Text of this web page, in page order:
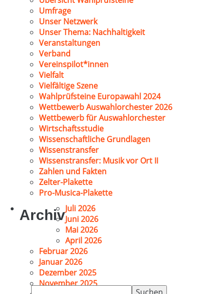
Umfrage
Unser Netzwerk
Unser Thema: Nachhaltigkeit
Veranstaltungen
Verband
Vereinspilot*innen
Vielfalt
Vielfältige Szene
Wahlprüfsteine Europawahl 2024
Wettbewerb Auswahlorchester 2026
Wettbewerb für Auswahlorchester
Wirtschaftsstudie
Wissenschaftliche Grundlagen
Wissenstransfer
Wissenstransfer: Musik vor Ort II
Zahlen und Fakten
Zelter-Plakette
Pro-Musica-Plakette
ArchivJuli 2026
Juni 2026
Mai 2026
April 2026
Februar 2026
Januar 2026
Dezember 2025
November 2025